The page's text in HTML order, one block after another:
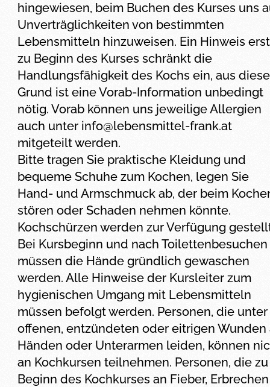
hingewiesen, beim Buchen des Kurses uns
Unverträglichkeiten von bestimmten
Lebensmitteln hinzuweisen. Ein Hinweis erst
zu Beginn des Kurses schränkt die
Handlungsfähigkeit des Kochs ein, aus
Grund ist eine Vorab-Information unbedingt
nötig. Vorab können uns jeweilige Allergien
auch unter info@lebensmittel-frank.at
mitgeteilt werden.
Bitte tragen Sie praktische Kleidung und
bequeme Schuhe zum Kochen, legen Sie
Hand- und Armschmuck ab, der beim
stören oder Schaden nehmen könnte.
Kochschürzen werden zur Verfügung
Bei Kursbeginn und nach Toilettenbesuchen
müssen die Hände gründlich gewaschen
werden. Alle Hinweise der Kursleiter zum
hygienischen Umgang mit Lebensmitteln
müssen befolgt werden. Personen, die unter
offenen, entzündeten oder eitrigen Wunden
Händen oder Unterarmen leiden, können
an Kochkursen teilnehmen. Personen, die zu
Beginn des Kochkurses an Fieber, Erbrechen